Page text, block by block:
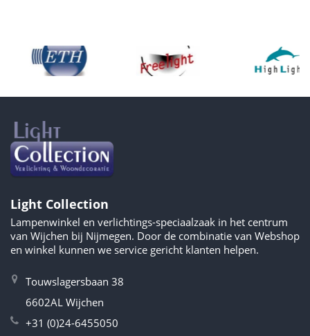
Light Collection
Lampenwinkel en verlichtings-speciaalzaak in het centrum
van Wijchen bij Nijmegen. Door de combinatie van Webshop
en winkel kunnen we service gericht klanten helpen.
Touwslagersbaan 38
6602AL Wijchen
+31 (0)24-6455050